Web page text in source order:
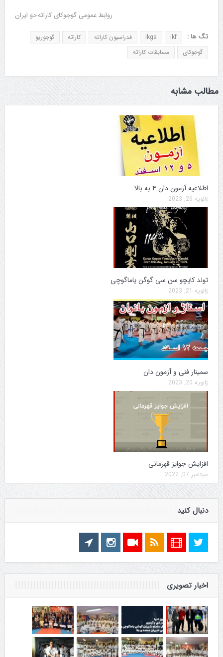
روابط عمومی گوجوکای کاراته-دو ایران
تگ ها : ikf
ikga فدراسیون کاراته کاراته
گوجوریو
گوجوکای
مسابقات کاراته
مطالب مشابه
اطلاعیه آزمون دان ۴ به بالا
ژانویه 26, 2023
تولد کایچو سن سی گوگن یاماگوچی
ژانویه 21, 2023
سمینار فنی و آزمون دان
ژانویه 20, 2023
افزایش جوایز قهرمانی
سپتامبر 07, 2022
دنبال کنید
اخبار تصویری